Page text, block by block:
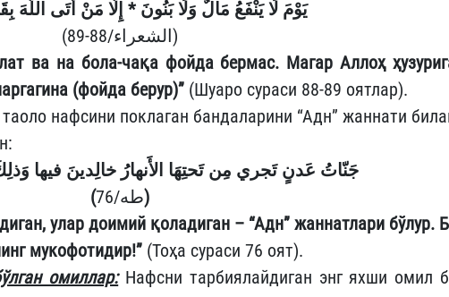
يَوْمَ لَا يَنْفَعُ مَالٌ وَلَا بَنُونَ* إِلَّا مَنْ أَتَى اللَّهَ
(الشعراء/88-89)
ва на бола-чақа фойда бермас. Магар Аллоҳ
(фойда берур)” (Шуаро сураси 88-89 оятлар).
нафсини поклаган бандаларини “Адн” жаннати
جَنّاتُ عَدنٍ تَجري مِن تَحتِهَا الأَنهارُ خالِدينَ فيها
(
طه/76)
улар доимий қоладиган – “Адн” жаннатлари бўлур.
мукофотидир!” (Тоҳа сураси 76 оят).
омиллар:Нафсни тарбиялайдиган энг яхши омил